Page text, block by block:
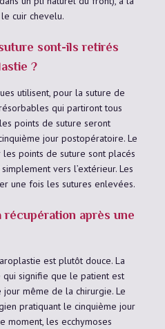
cuir chevelu.
sont-ils retirés
?
utilisent, pour la suture de
qui partiront tous
points de suture seront
jour postopératoire. Le
points de suture sont placés
vers l’extérieur. Les
une fois les sutures enlevées.
récupération après une
est plutôt douce. La
qui signifie que le patient est
même de la chirurgie. Le
pratiquant le cinquième jour
moment, les ecchymoses